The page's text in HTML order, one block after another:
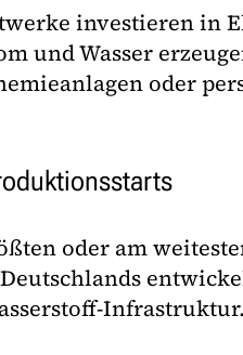
investieren in
und Wasser
oder
oder am
Infrastruktur.